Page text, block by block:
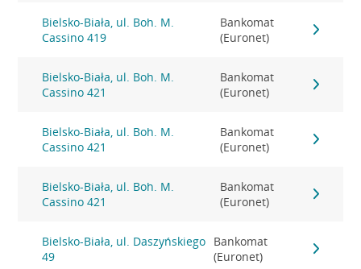
Bielsko-Biała, ul. Boh. M.
Cassino 419
Bankomat
(Euronet)
Bielsko-Biała, ul. Boh. M.
Cassino 421
Bankomat
(Euronet)
Bielsko-Biała, ul. Boh. M.
Cassino 421
Bankomat
(Euronet)
Bielsko-Biała, ul. Boh. M.
Cassino 421
Bankomat
(Euronet)
Bielsko-Biała, ul. Daszyńskiego
49
Bankomat
(Euronet)